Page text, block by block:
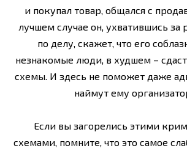
и покупал товар, общался с
лучшем случае он, ухватившись за
по делу, скажет, что его
незнакомые люди, в худшем –
схемы. И здесь не поможет даже
наймут ему
Если вы загорелись этими
схемами, помните, что это самое